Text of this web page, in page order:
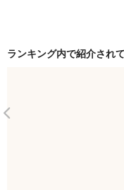
ランキング内で紹介され